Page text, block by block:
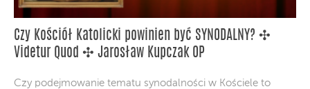
Czy Kościół Katolicki powinien być SYNODALNY? ✣
Videtur Quod ✣ Jarosław Kupczak OP
Czy podejmowanie tematu synodalności w Kościele to